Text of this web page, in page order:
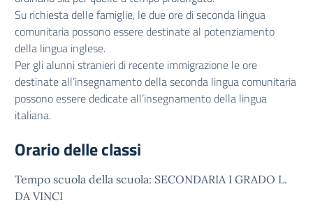
Su richiesta delle famiglie, le due ore di seconda lingua
comunitaria possono essere destinate al potenziamento
della lingua inglese.
Per gli alunni stranieri di recente immigrazione le ore
destinate all’insegnamento della seconda lingua comunitaria
possono essere dedicate all’insegnamento della lingua
italiana.
Orario delle classi
Tempo scuola della scuola: SECONDARIA I GRADO L.
DA VINCI